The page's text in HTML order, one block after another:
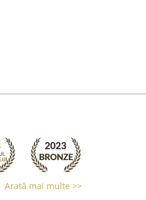
Arată mai multe >>